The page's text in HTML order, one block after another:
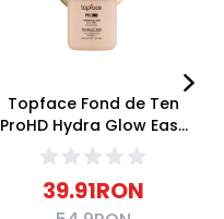
Topface Fond de Ten
ProHD Hydra Glow Easy
Drop 002 Porcelain Veil
30g
39.91RON